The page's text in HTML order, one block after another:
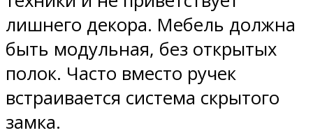
лишнего декора. Мебель должна
быть модульная, без открытых
полок. Часто вместо ручек
встраивается система скрытого
замка.